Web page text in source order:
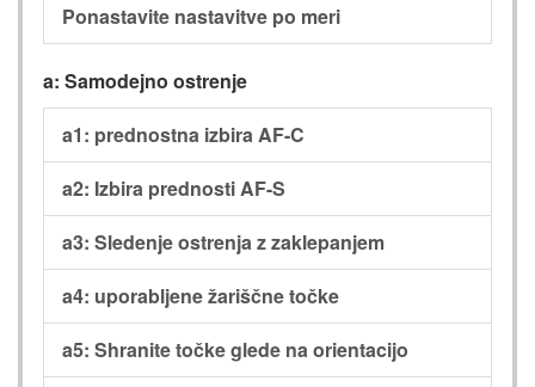
Ponastavite nastavitve po meri
a: Samodejno ostrenje
a1: prednostna izbira AF-C
a2: Izbira prednosti AF-S
a3: Sledenje ostrenja z zaklepanjem
a4: uporabljene žariščne točke
a5: Shranite točke glede na orientacijo